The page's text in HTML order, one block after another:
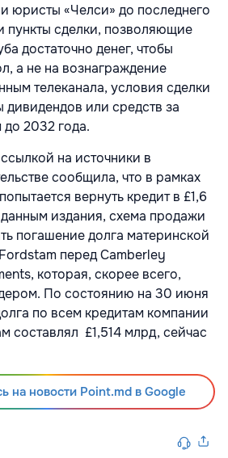
юристы «Челси» до последнего
пункты сделки, позволяющие
достаточно денег, чтобы
а не на вознаграждение
телеканала, условия сделки
или средств за
2032 года.
на источники в
сообщила, что в рамках
вернуть кредит в £1,6
издания, схема продажи
погашение долга материнской
перед Camberley
которая, скорее всего,
По состоянию на 30 июня
по всем кредитам компании
составлял £1,514 млрд, сейчас
на новости Point.md в Google